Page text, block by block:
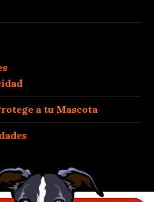
a tu Mascota